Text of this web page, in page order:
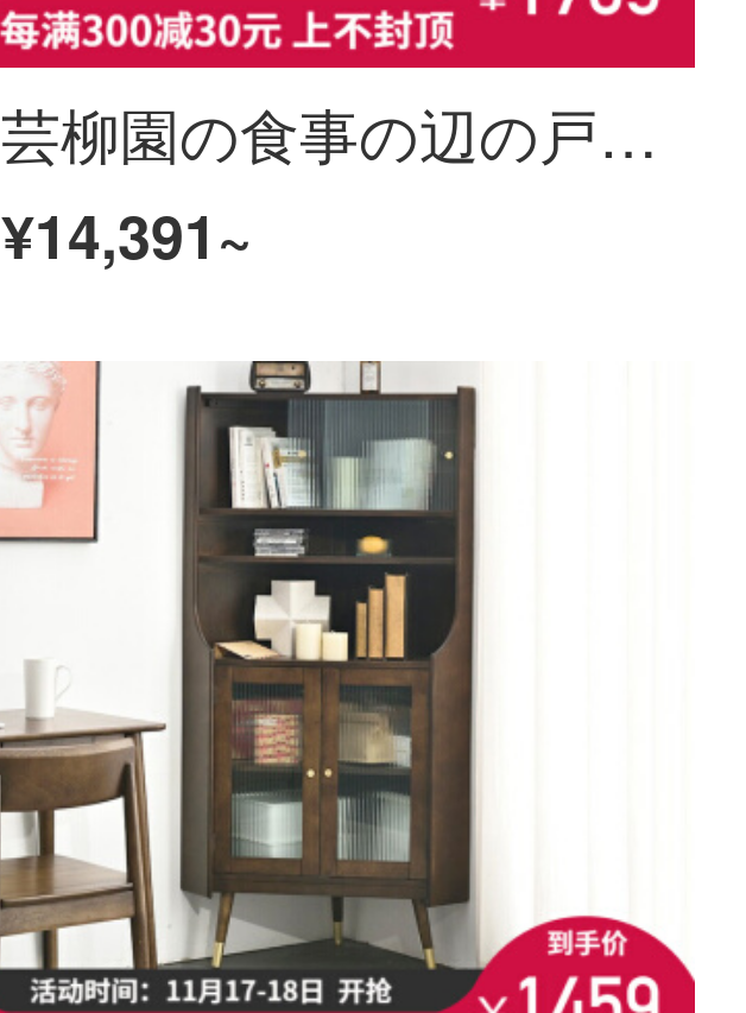
芸柳園の食事の辺の戸棚のお茶の食器棚の固体の木は簡単で現代の台所の食器棚の電子レンジの箱のレストランの収納棚【軽贅沢品】1メートルの食事の辺の戸棚-黄銅は装飾を配合します
¥14,391~